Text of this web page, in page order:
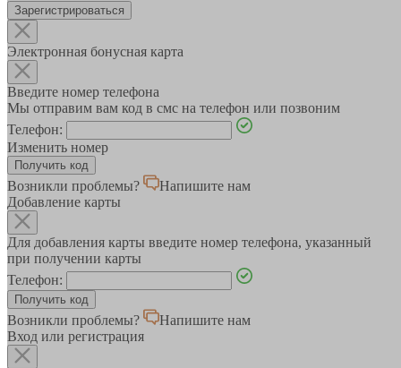
Зарегистрироваться
Электронная бонусная карта
Введите номер телефона
Мы отправим вам код в смс на телефон или позвоним
Телефон:
Изменить номер
Возникли проблемы?
Напишите нам
Добавление карты
Для добавления карты введите номер телефона, указанный
при получении карты
Телефон:
Возникли проблемы?
Напишите нам
Вход или регистрация